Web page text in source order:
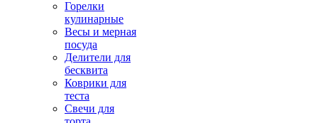
Горелки
кулинарные
Весы и мерная
посуда
Делители для
бесквита
Коврики для
теста
Свечи для